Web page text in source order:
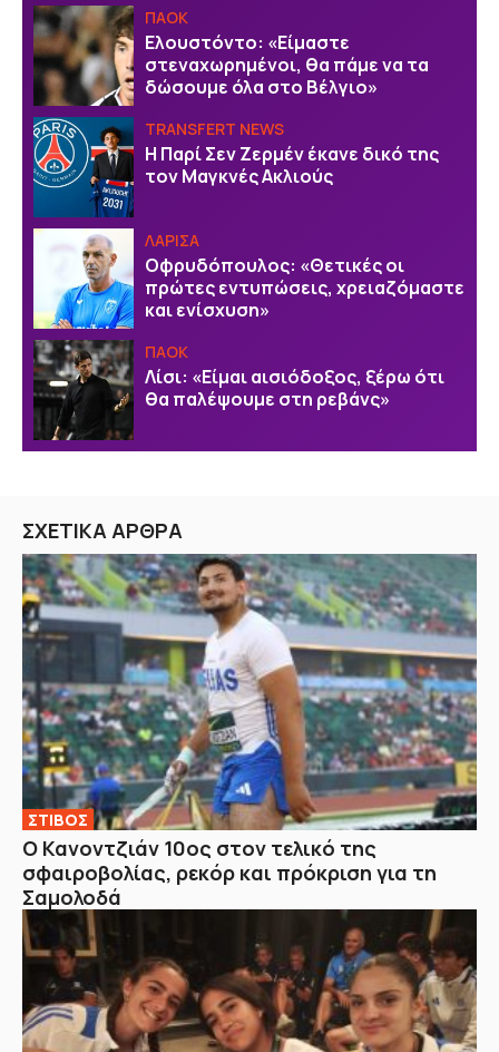
ΠΑΟΚ
Ελουστόντο: «Είμαστε
στεναχωρημένοι, θα πάμε να τα
δώσουμε όλα στο Βέλγιο»
TRANSFERT NEWS
Η Παρί Σεν Ζερμέν έκανε δικό της
τον Μαγκνές Ακλιούς
ΛΑΡΙΣΑ
Οφρυδόπουλος: «Θετικές οι
πρώτες εντυπώσεις, χρειαζόμαστε
και ενίσχυση»
ΠΑΟΚ
Λίσι: «Είμαι αισιόδοξος, ξέρω ότι
θα παλέψουμε στη ρεβάνς»
ΣΧΕΤΙΚΑ ΑΡΘΡΑ
ΣΤΙΒΟΣ
Ο Κανοντζιάν 10ος στον τελικό της
σφαιροβολίας, ρεκόρ και πρόκριση για τη
Σαμολοδά